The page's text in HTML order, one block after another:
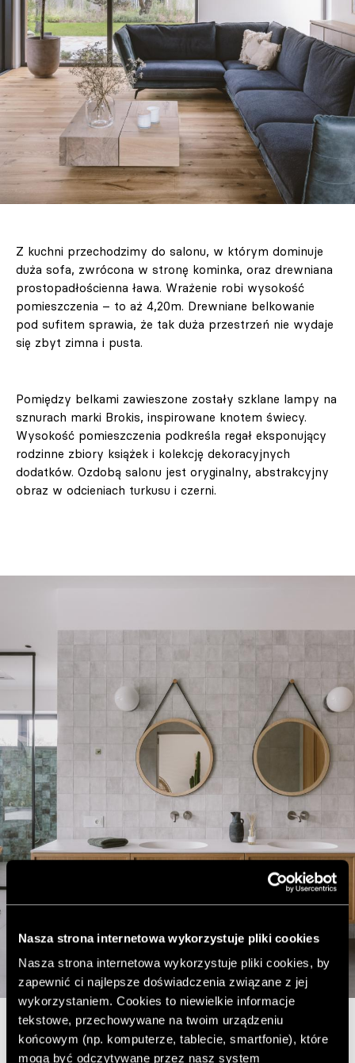
Nasza strona internetowa wykorzystuje pliki cookies
Nasza strona internetowa wykorzystuje pliki cookies, by
zapewnić ci najlepsze doświadczenia związane z jej
wykorzystaniem. Cookies to niewielkie informacje
tekstowe, przechowywane na twoim urządzeniu
końcowym (np. komputerze, tablecie, smartfonie), które
mogą być odczytywane przez nasz system
Z kuchni przechodzimy do salonu, w którym dominuje
duża sofa, zwrócona w stronę kominka, oraz drewniana
prostopadłościenna ława. Wrażenie robi wysokość
pomieszczenia – to aż 4,20m. Drewniane belkowanie
pod sufitem sprawia, że tak duża przestrzeń nie wydaje
się zbyt zimna i pusta.
Pomiędzy belkami zawieszone zostały szklane lampy na
sznurach marki Brokis, inspirowane knotem świecy.
Wysokość pomieszczenia podkreśla regał eksponujący
rodzinne zbiory książek i kolekcję dekoracyjnych
dodatków. Ozdobą salonu jest oryginalny, abstrakcyjny
obraz w odcieniach turkusu i czerni.
„Na etapie doboru wyposażenia zwiedziłyśmy z